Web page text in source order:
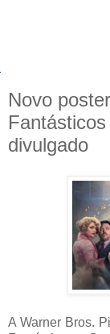
Novo
divulgado
A Warner Bros.